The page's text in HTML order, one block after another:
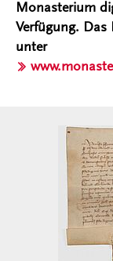
Monasterium
Verfügung. Das
unter